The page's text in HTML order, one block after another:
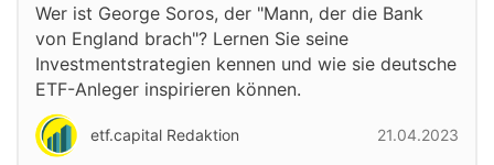
Wer ist George Soros, der "Mann, der die Bank
von England brach"? Lernen Sie seine
Investmentstrategien kennen und wie sie deutsche
ETF-Anleger inspirieren können.
etf.capital Redaktion 21.04.2023